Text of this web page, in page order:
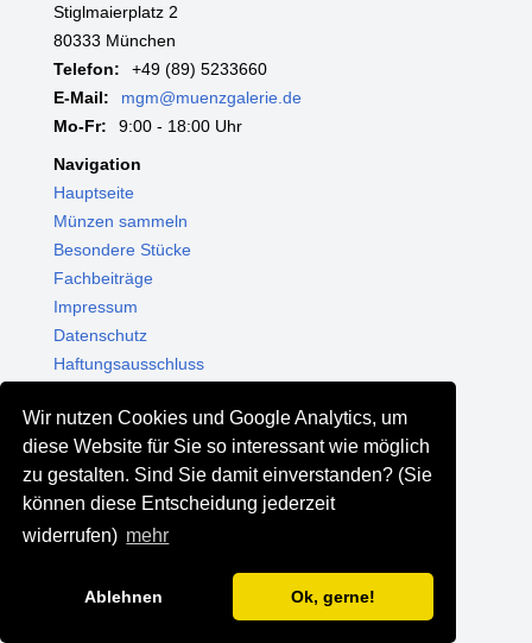
Wir nutzen Cookies und Google Analytics, um
diese Website für Sie so interessant wie möglich
zu gestalten. Sind Sie damit einverstanden? (Sie
können diese Entscheidung jederzeit
widerrufen) mehr
Ablehnen Ok, gerne!
Stiglmaierplatz 2
80333 München
Telefon:
+49 (89) 5233660
E-Mail:
mgm@muenzgalerie.de
Mo-Fr:
9:00 - 18:00 Uhr
Navigation
Hauptseite
Münzen sammeln
Besondere Stücke
Fachbeiträge
Impressum
Datenschutz
Haftungsausschluss
Shop - Online kaufen
Münzgalerie München
MGM Schmuck
MGM Pfand